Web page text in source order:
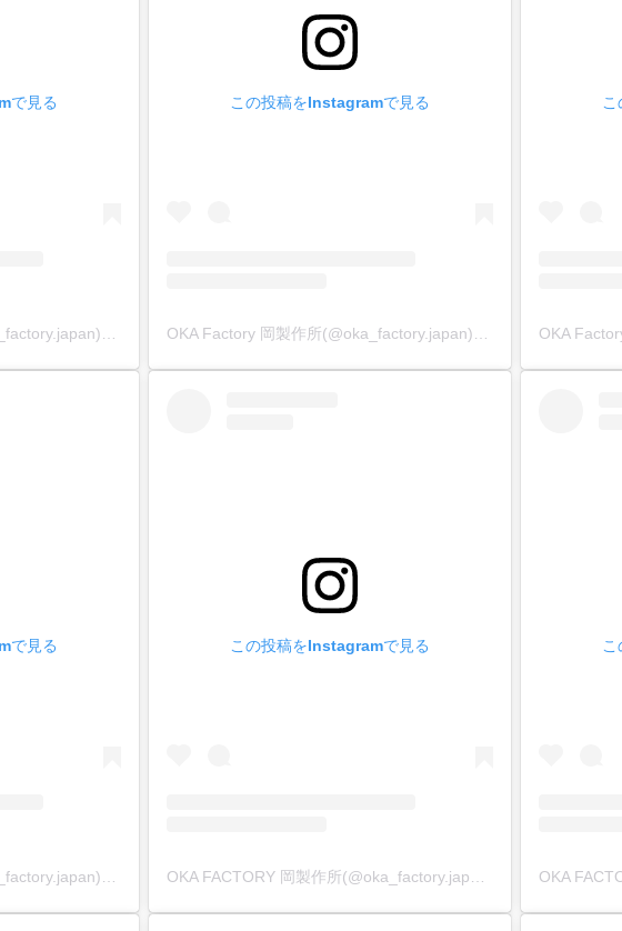
で見る この投稿をInstagramで見る
で見る この投稿をInstagramで見る